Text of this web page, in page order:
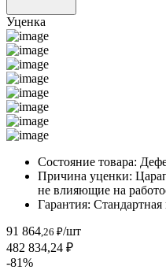
Уценка
Состояние товара:
Причина уценки:
не влияющие на
Гарантия: Стандартная
91 864 ,26 ₽/шт
482 834,24 ₽
-81%